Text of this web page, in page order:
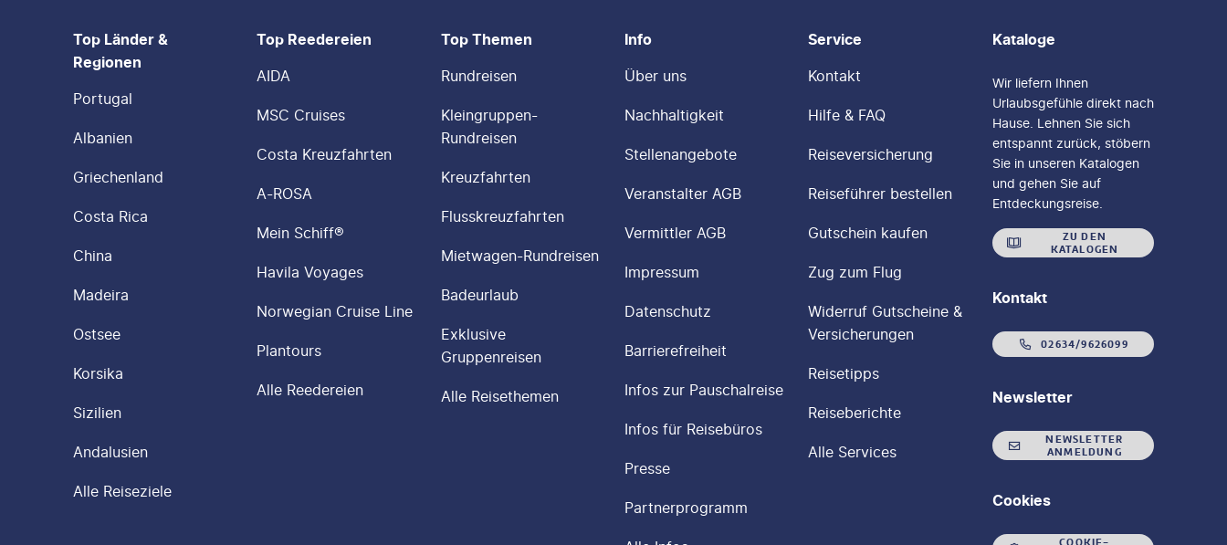
Footer navigation
Top Länder &
Regionen
Portugal
Albanien
Griechenland
Costa Rica
China
Madeira
Ostsee
Korsika
Sizilien
Andalusien
Alle Reiseziele
Top Reedereien
AIDA
MSC Cruises
Costa Kreuzfahrten
A-ROSA
Mein Schiff®
Havila Voyages
Norwegian Cruise Line
Plantours
Alle Reedereien
Top Themen
Rundreisen
Kleingruppen-
Rundreisen
Kreuzfahrten
Flusskreuzfahrten
Mietwagen-Rundreisen
Badeurlaub
Exklusive
Gruppenreisen
Alle Reisethemen
Info
Über uns
Nachhaltigkeit
Stellenangebote
Veranstalter AGB
Vermittler AGB
Impressum
Datenschutz
Barrierefreiheit
Infos zur Pauschalreise
Infos für Reisebüros
Presse
Partnerprogramm
Service
Kontakt
Hilfe & FAQ
Reiseversicherung
Reiseführer bestellen
Gutschein kaufen
Zug zum Flug
Widerruf Gutscheine &
Versicherungen
Reisetipps
Reiseberichte
Alle Services
Kataloge
Wir liefern Ihnen
Urlaubsgefühle direkt nach
Hause. Lehnen Sie sich
entspannt zurück, stöbern
Sie in unseren Katalogen
und gehen Sie auf
Entdeckungsreise.
ZU DEN
KATALOGEN
Kontakt
02634/9626099
Newsletter
NEWSLETTER
ANMELDUNG
Cookies